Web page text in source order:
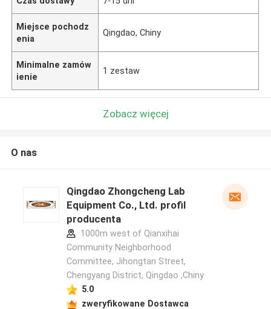
Miejsce pochodz
enia
Qingdao, Chiny
Minimalne zamów
ienie
1 zestaw
Zobacz więcej
O nas
Qingdao Zhongcheng Lab
Equipment Co., Ltd. profil
producenta
1000m west of Qianxihai
Community Neighborhood
Committee, Jihongtan Street,
Chengyang District, Qingdao ,Chiny
5.0
zweryfikowane Dostawca